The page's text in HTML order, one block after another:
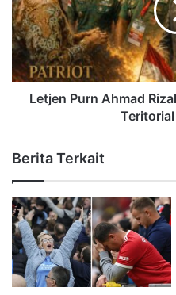
Letjen Purn Ahmad
Berita Terkait